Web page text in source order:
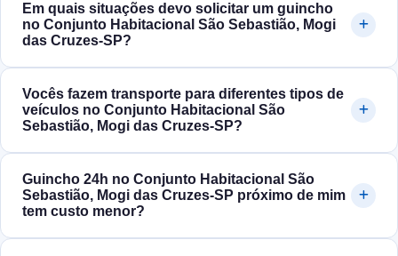
Em quais situações devo solicitar um guincho
no Conjunto Habitacional São Sebastião, Mogi
das Cruzes‑SP?
Vocês fazem transporte para diferentes tipos de
veículos no Conjunto Habitacional São
Sebastião, Mogi das Cruzes‑SP?
Guincho 24h no Conjunto Habitacional São
Sebastião, Mogi das Cruzes‑SP próximo de mim
tem custo menor?